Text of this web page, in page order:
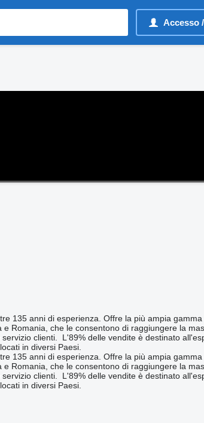
Accesso
135 anni di esperienza. Offre la più ampia
Romania, che le consentono di raggiungere la
clienti. L'89% delle vendite è destinato
in diversi Paesi.
135 anni di esperienza. Offre la più ampia
Romania, che le consentono di raggiungere la
clienti. L'89% delle vendite è destinato
in diversi Paesi.